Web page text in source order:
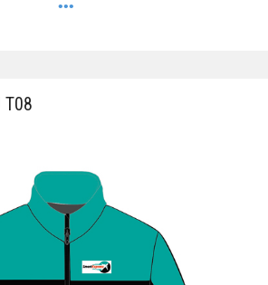
T08